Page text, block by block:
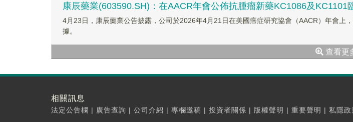
康辰藥業(603590.SH)：在AACR年會公佈抗腫瘤新藥KC1086及KC1101
4月23日，康辰藥業公告披露，公司於2026年4月21日在美國癌症研究協會（AACR）年會
據。
查看更
相關訊息
法定公告欄 | 廣告查詢 | 公司介紹 | 專欄邀稿 | 投資者關係 | 版權聲明 | 重要聲明 | 私隱政